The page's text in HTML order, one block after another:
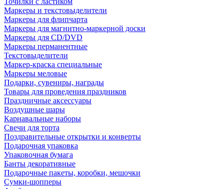
Маркеры и текстовыделители
Маркеры для флипчарта
Маркеры для магнитно-маркерной доски
Маркеры для CD/DVD
Маркеры перманентные
Текстовыделители
Маркер-краска специальные
Маркеры меловые
Подарки, сувениры, награды
Товары для проведения праздников
Праздничные аксессуары
Воздушные шары
Карнавальные наборы
Свечи для торта
Поздравительные открытки и конверты
Подарочная упаковка
Упаковочная бумага
Банты декоративные
Подарочные пакеты, коробки, мешочки
Сумки-шопперы